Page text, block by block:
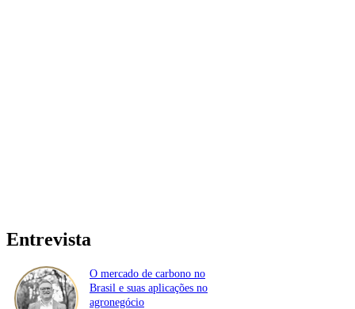
Entrevista
O mercado de carbono no
Brasil e suas aplicações no
agronegócio